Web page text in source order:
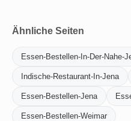
Ähnliche Seiten
Essen-Bestellen-In-Der-Nahe-
Indische-Restaurant-In-Jena
Essen-Bestellen-Jena
Essen-Bestellen-Weimar